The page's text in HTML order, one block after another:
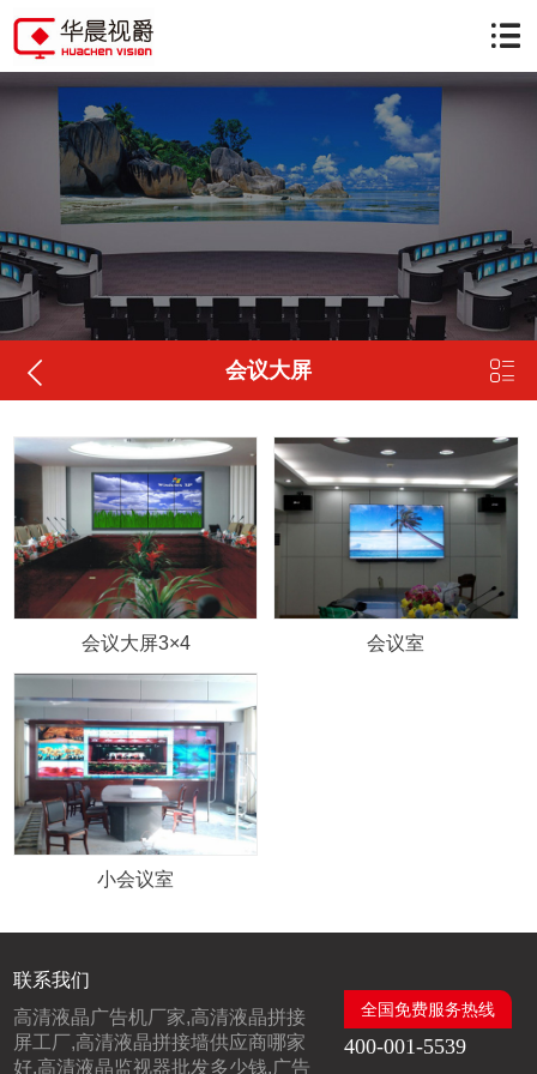
 会议大屏 
会议大屏3×4 会议室
小会议室
联系我们
高清液晶广告机厂家,高清液晶拼接
屏工厂,高清液晶拼接墙供应商哪家
好,高清液晶监视器批发多少钱,广告
全国免费服务热线
400-001-5539